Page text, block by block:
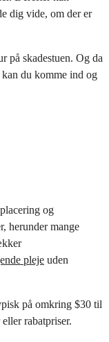
dig vide, om der er
på skadestuen. Og da
du komme ind og
og
herunder mange
pleje uden
på omkring $30 til
rabatpriser.